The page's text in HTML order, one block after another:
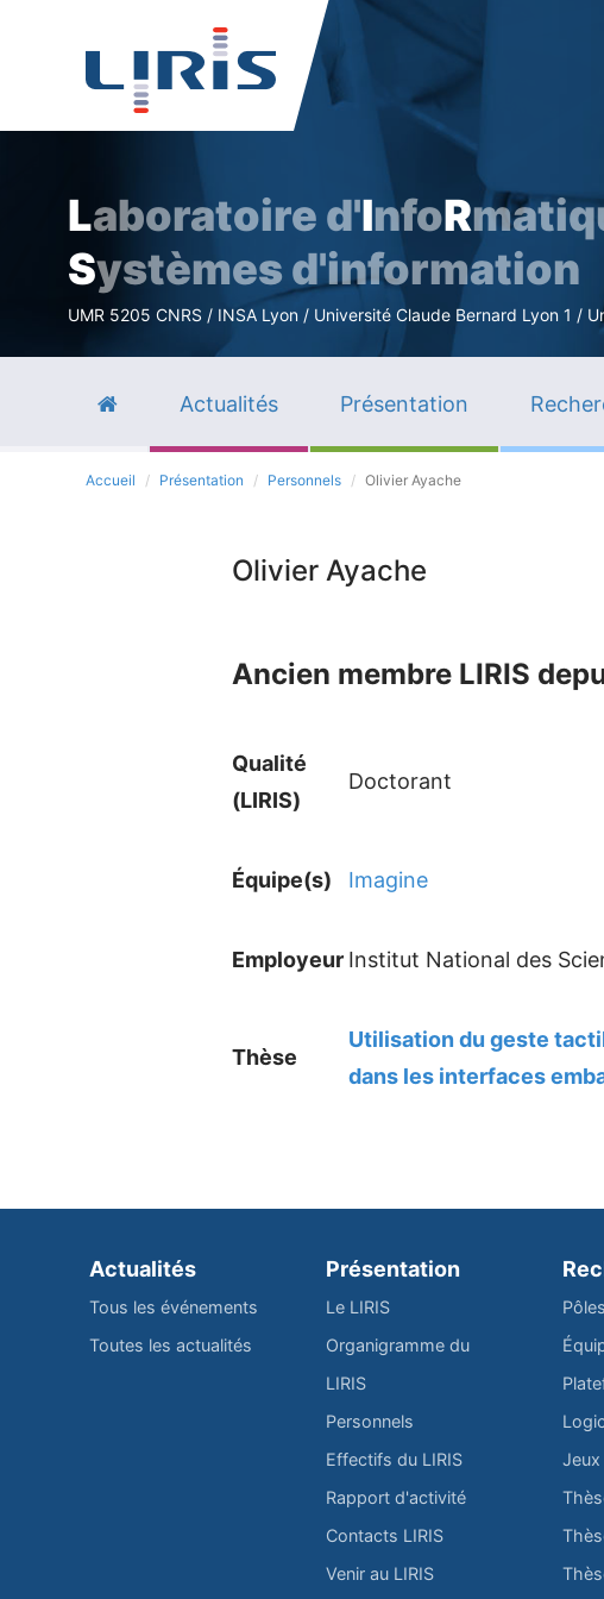
Laboratoire d'InfoR
Systèmes d'information
UMR 5205 CNRS / INSA Lyon / Université Claude Bernard Lyon 1 /
Actualités Présentation
Accueil Présentation Personnels Olivier Ayache
Olivier Ayache
Ancien membre LIRIS
Qualité
(LIRIS)
Doctorant
Équipe(s) Imagine
Employeur Institut National des
Thèse
Utilisation du geste
dans les interfaces
Actualités
Tous les événements
Toutes les actualités
Présentation
Le LIRIS
Organigramme du
LIRIS
Personnels
Effectifs du LIRIS
Rapport d'activité
Contacts LIRIS
Venir au LIRIS
Jeux